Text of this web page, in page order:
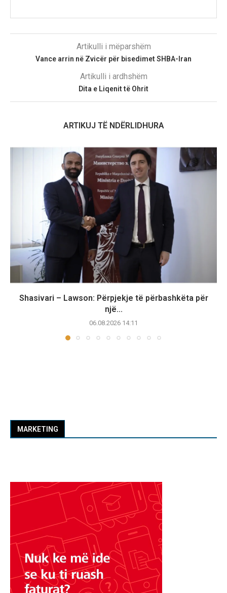
Artikulli i mëparshëm
Vance arrin në Zvicër për bisedimet SHBA-Iran
Artikulli i ardhshëm
​Dita e Liqenit të Ohrit
ARTIKUJ TË NDËRLIDHURA
Shasivari – Lawson: Përpjekje të përbashkëta për
një...
06.08.2026 14:11
MARKETING